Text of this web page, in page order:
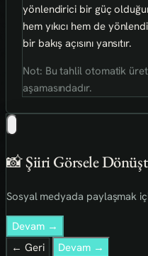
yönlendirici bir güç
hem yıkıcı hem de
bir bakış açısını yansıtır.
Not: Bu tahlil otomatik
aşamasındadır.
📸 Şiiri Görsele
Sosyal medyada paylaşmak
Devam →
← Geri
Devam →